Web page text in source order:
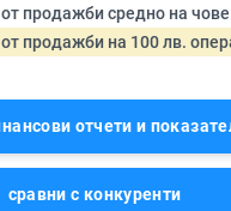
продажби средно на
продажби на 100 лв.
отчети и
сравни с конкуренти